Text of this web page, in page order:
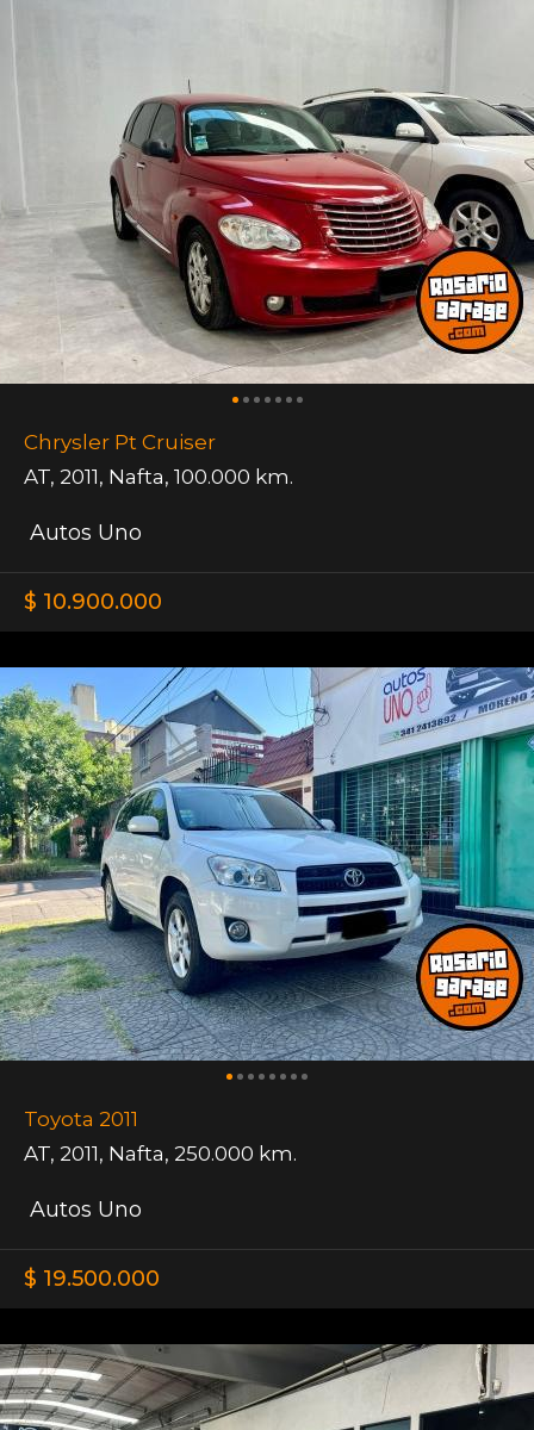
Chrysler Pt Cruiser
AT, 2011, Nafta, 100.000 km.
Autos Uno
$ 10.900.000
Toyota 2011
AT, 2011, Nafta, 250.000 km.
Autos Uno
$ 19.500.000